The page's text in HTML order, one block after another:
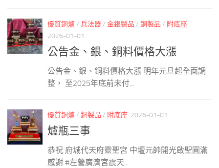
優質銅爐/ 兵法器/ 金銀製品 / 銅製品 / 附底座
2026-01-01
公告金、銀、銅料價格大漲
公告金、銀、銅料價格大漲 明年元旦起全面調
整， 至2025年底前未付...
優質銅爐/ 銅製品 / 附底座 2026-01-01
爐瓶三事
恭祝 府城代天府靈聖宮 中壇元帥開光啟聖圓滿
感謝 #左營廣濟宮震天...